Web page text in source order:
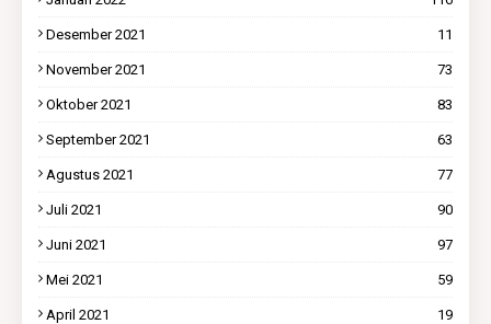
Desember 2021 11
November 2021 73
Oktober 2021 83
September 2021 63
Agustus 2021 77
Juli 2021 90
Juni 2021 97
Mei 2021 59
April 2021 19